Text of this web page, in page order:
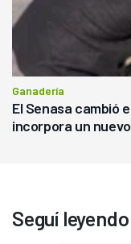
Ganadería
El Senasa cambió
incorpora un
Seguí leyendo